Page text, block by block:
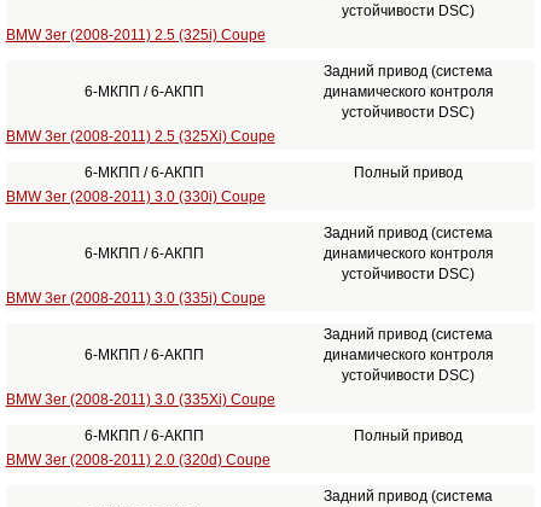
устойчивости DSC)
BMW 3er (2008-2011) 2.5 (325i) Coupe
6-МКПП / 6-АКПП
Задний привод (система
динамического контроля
устойчивости DSC)
BMW 3er (2008-2011) 2.5 (325Xi) Coupe
6-МКПП / 6-АКПП
Полный привод
BMW 3er (2008-2011) 3.0 (330i) Coupe
6-МКПП / 6-АКПП
Задний привод (система
динамического контроля
устойчивости DSC)
BMW 3er (2008-2011) 3.0 (335i) Coupe
6-МКПП / 6-АКПП
Задний привод (система
динамического контроля
устойчивости DSC)
BMW 3er (2008-2011) 3.0 (335Xi) Coupe
6-МКПП / 6-АКПП
Полный привод
BMW 3er (2008-2011) 2.0 (320d) Coupe
Задний привод (система